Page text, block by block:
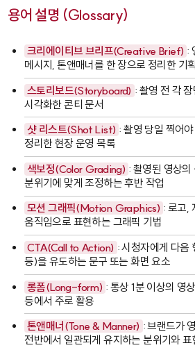
용어 설명 (Glossary)
크리에이티브 브리프(Creative Brief) :
메시지, 톤앤매너를 한 장으로 정리한 기
스토리보드(Storyboard) : 촬영 전 각
시각화한 콘티 문서
샷 리스트(Shot List) : 촬영 당일 찍어
정리한 현장 운영 목록
색보정(Color Grading) : 촬영된 영상
분위기에 맞게 조정하는 후반 작업
모션 그래픽(Motion Graphics) : 로고,
움직임으로 표현하는 그래픽 기법
CTA(Call to Action) : 시청자에게 다음
등)을 유도하는 문구 또는 화면 요소
롱폼(Long-form) : 통상 1분 이상의 영
등에서 주로 활용
톤앤매너(Tone & Manner) : 브랜드가
전반에서 일관되게 유지하는 분위기와 표